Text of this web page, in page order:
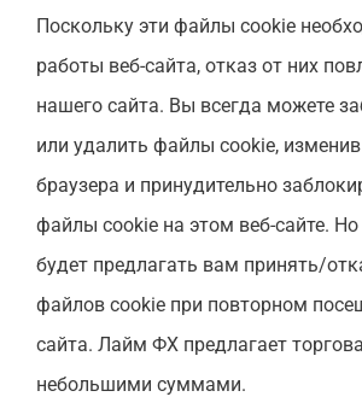
Поскольку эти файлы cookie
работы веб-сайта, отказ от них
нашего сайта. Вы всегда можете
или удалить файлы cookie,
браузера и принудительно
файлы cookie на этом веб-сайте. Но
будет предлагать вам принять/
файлов cookie при повторном
сайта. Лайм ФХ предлагает
небольшими суммами.